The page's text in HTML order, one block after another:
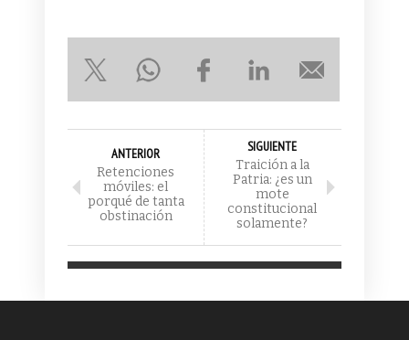
ANTERIOR
Retenciones
móviles: el
porqué de tanta
obstinación
SIGUIENTE
Traición a la
Patria: ¿es un
mote
constitucional
solamente?